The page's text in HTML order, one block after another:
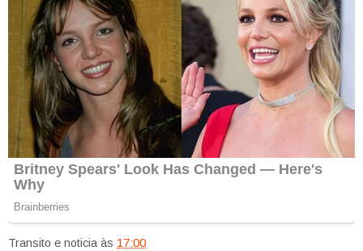
Transito e noticia às 17:00